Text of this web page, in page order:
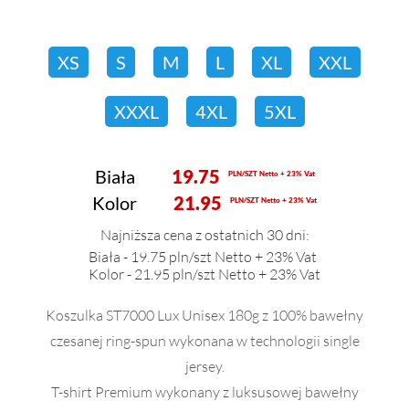
XS S M L XL XXL
XXXL 4XL 5XL
Biała 19.75 PLN/SZT Netto + 23% Vat
Kolor 21.95 PLN/SZT Netto + 23% Vat
Najniższa cena z ostatnich 30 dni:
Biała - 19.75 pln/szt Netto + 23% Vat
Kolor - 21.95 pln/szt Netto + 23% Vat
Koszulka ST7000 Lux Unisex 180g z 100% bawełny
czesanej ring-spun wykonana w technologii single
jersey.
T-shirt Premium wykonany z luksusowej bawełny